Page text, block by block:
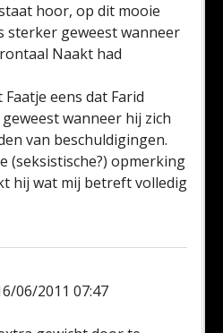
hoor, op dit mooie
sterker geweest wanneer
Naakt had
eens dat Farid
wanneer hij zich
van beschuldigingen.
(seksistische?) opmerking
hij wat mij betreft volledig
06/2011 07:47